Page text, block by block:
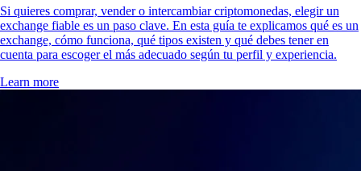
Si quieres comprar, vender o intercambiar criptomonedas, elegir un
exchange fiable es un paso clave. En esta guía te explicamos qué es un
exchange, cómo funciona, qué tipos existen y qué debes tener en
cuenta para escoger el más adecuado según tu perfil y experiencia.
Learn more